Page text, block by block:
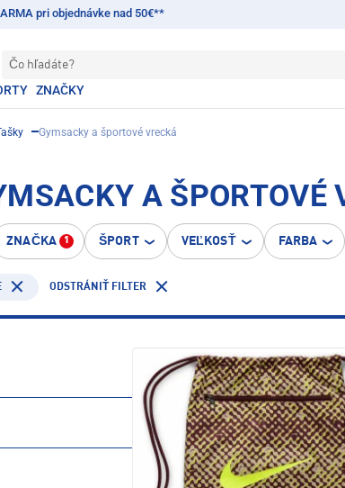
pri objednávke nad 50€**
Čo hľadáte?
ZNAČKY
Gymsacky a športové vrecká
A ŠPORTOVÉ
ZNAČKA 1 ŠPORT VEĽKOSŤ FARBA
ODSTRÁNIŤ FILTER